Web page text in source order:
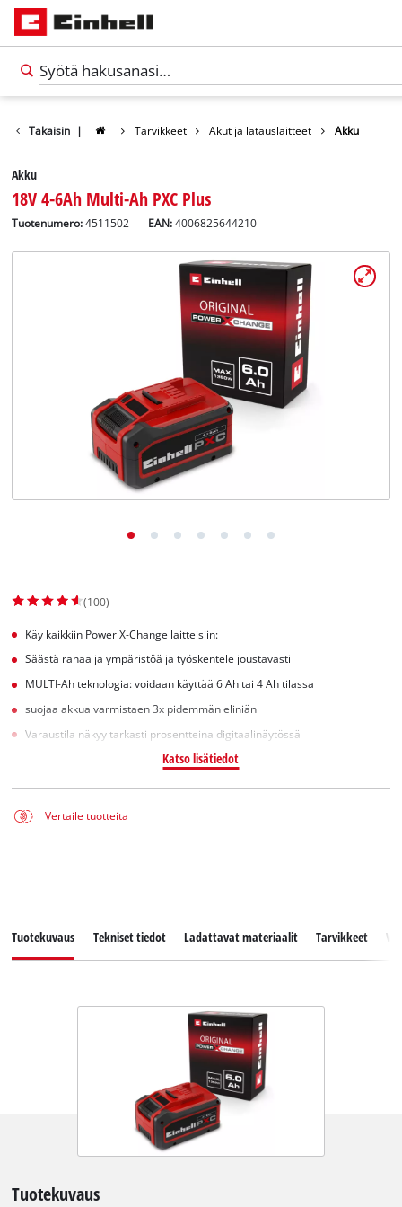
Takaisin | Tarvikkeet Akut ja latauslaitteet Akku
Akku
18V 4-6Ah Multi-Ah PXC Plus
Tuotenumero: 4511502 EAN:4006825644210
(100)
Käy kaikkiin Power X-Change laitteisiin:
Säästä rahaa ja ympäristöä ja työskentele joustavasti
MULTI-Ah teknologia: voidaan käyttää 6 Ah tai 4 Ah tilassa
suojaa akkua varmistaen 3x pidemmän eliniän
Varaustila näkyy tarkasti prosentteina digitaalinäytössä
Katso lisätiedot
Vertaile tuotteita
Tuotekuvaus Tekniset tiedot Ladattavat materiaalit Tarvikkeet
Tuotekuvaus